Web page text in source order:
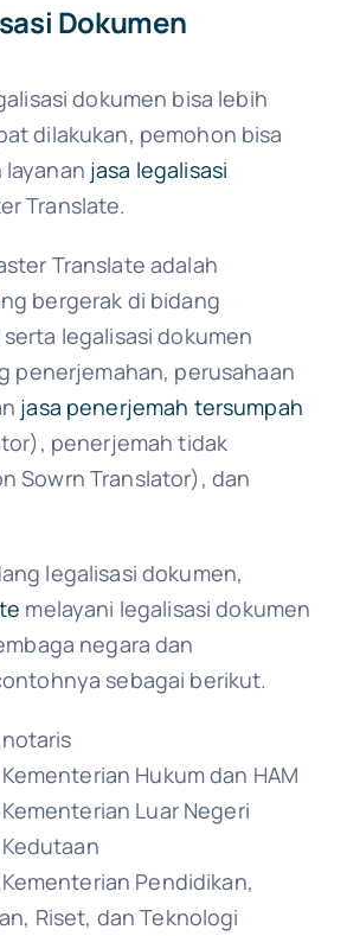
Dokumen
dokumen bisa lebih
dilakukan, pemohon bisa
jasa legalisasi
Translate.
Translate adalah
bergerak di bidang
legalisasi dokumen
penerjemahan, perusahaan
jasa penerjemah tersumpah
penerjemah tidak
Sowrn Translator), dan
legalisasi dokumen,
melayani legalisasi dokumen
negara dan
sebagai berikut.
Hukum dan HAM
Luar Negeri
Pendidikan,
Riset, dan Teknologi